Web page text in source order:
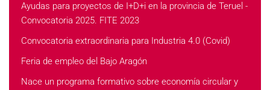
Ayudas para proyectos de I+D+i en la provincia de Teruel -
Convocatoria 2025. FITE 2023
Convocatoria extraordinaria para Industria 4.0 (Covid)
Feria de empleo del Bajo Aragón
Nace un programa formativo sobre economía circular y